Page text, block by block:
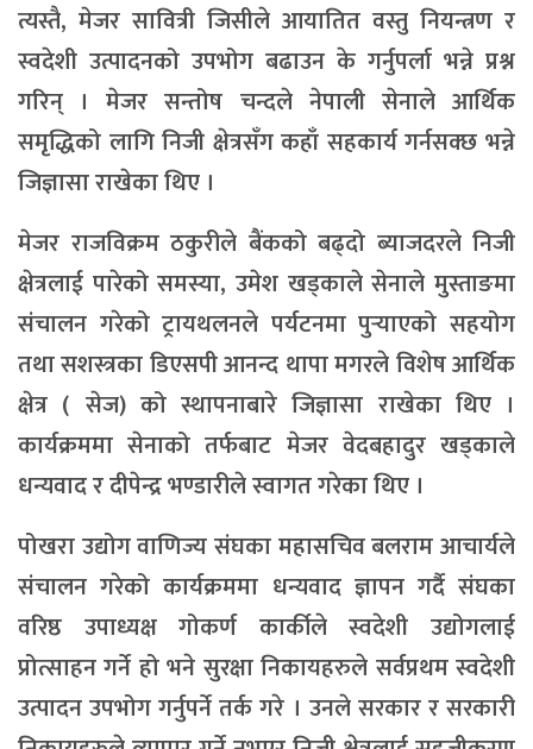
त्यस्तै, मेजर सावित्री जिसीले आयातित वस्तु नियन्त्रण र
स्वदेशी उत्पादनको उपभोग बढाउन के गर्नुपर्ला भन्ने प्रश्न
गरिन् । मेजर सन्तोष चन्दले नेपाली सेनाले आर्थिक
समृद्धिको लागि निजी क्षेत्रसँग कहाँ सहकार्य गर्नसक्छ भन्ने
जिज्ञासा राखेका थिए ।
मेजर राजविक्रम ठकुरीले बैंकको बढ्दो ब्याजदरले निजी
क्षेत्रलाई पारेको समस्या, उमेश खड्काले सेनाले मुस्ताङमा
संचालन गरेको ट्रायथलनले पर्यटनमा पुर्‍याएको सहयोग
तथा सशस्त्रका डिएसपी आनन्द थापा मगरले विशेष आर्थिक
क्षेत्र ( सेज) को स्थापनाबारे जिज्ञासा राखेका थिए ।
कार्यक्रममा सेनाको तर्फबाट मेजर वेदबहादुर खड्काले
धन्यवाद र दीपेन्द्र भण्डारीले स्वागत गरेका थिए ।
पोखरा उद्योग वाणिज्य संघका महासचिव बलराम आचार्यले
संचालन गरेको कार्यक्रममा धन्यवाद ज्ञापन गर्दै संघका
वरिष्ठ उपाध्यक्ष गोकर्ण कार्कीले स्वदेशी उद्योगलाई
प्रोत्साहन गर्ने हो भने सुरक्षा निकायहरुले सर्वप्रथम स्वदेशी
उत्पादन उपभोग गर्नुपर्ने तर्क गरे । उनले सरकार र सरकारी